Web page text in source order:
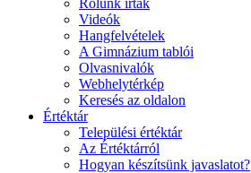
Videók
Hangfelvételek
A Gimnázium tablói
Olvasnivalók
Webhelytérkép
Keresés az oldalon
Értéktár
Települési értéktár
Az Értéktárról
Hogyan készítsünk javaslatot?